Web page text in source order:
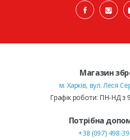
Магазин
м. Харків, вул. Леся
Графік роботи: ПН-НД з
Потрібна
+38 (097) 498-